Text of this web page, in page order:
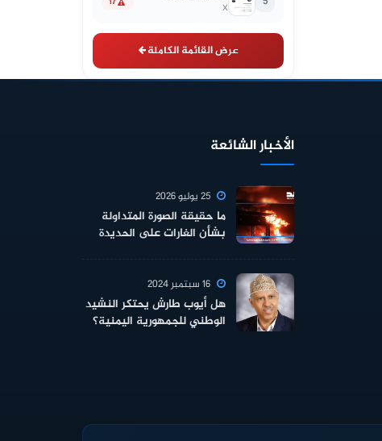
X
عرض القائمة الكاملة
الأخبار الشائعة
25 يوليو 2026
ما حقيقة الصورة المتداولة
بشأن الغارات على الحديدة
16 سبتمبر 2024
هل أيوب طارش يحتكر النشيد
الوطني للجمهورية اليمنية؟